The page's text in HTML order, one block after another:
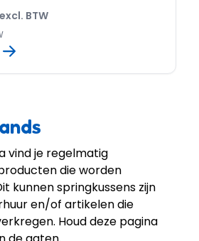
excl. BTW
vind je regelmatig
die worden
kunnen springkussens zijn
en/of artikelen die
Houd deze pagina